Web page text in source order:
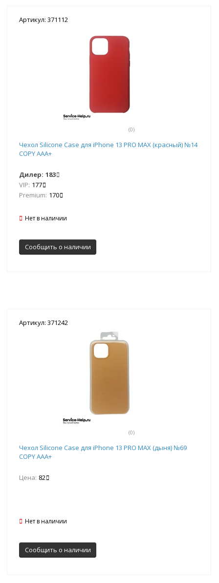
Артикул: 371112
(0)
Чехол Silicone Case для iPhone 13 PRO MAX (красный) №14
COPY AAA+
Дилер: 183
VIP: 177
Premium: 170
Нет в наличии
Сообщить о наличии
Артикул: 371242
(0)
Чехол Silicone Case для iPhone 13 PRO MAX (дыня) №69
COPY AAA+
Цена: 82
Нет в наличии
Сообщить о наличии